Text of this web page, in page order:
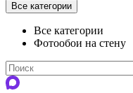
Все категории
Все категории
Фотообои на стену